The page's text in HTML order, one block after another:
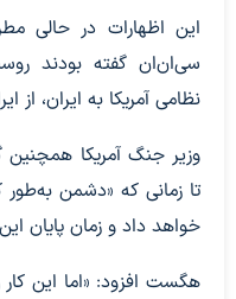
این اظهارات در حالی
سی‌ان‌ان گفته بودند
نظامی آمریکا به ایران،
وزیر جنگ آمریکا همچنین
تا زمانی که «دشمن
خواهد داد و زمان پایان
هگست افزود: «اما این